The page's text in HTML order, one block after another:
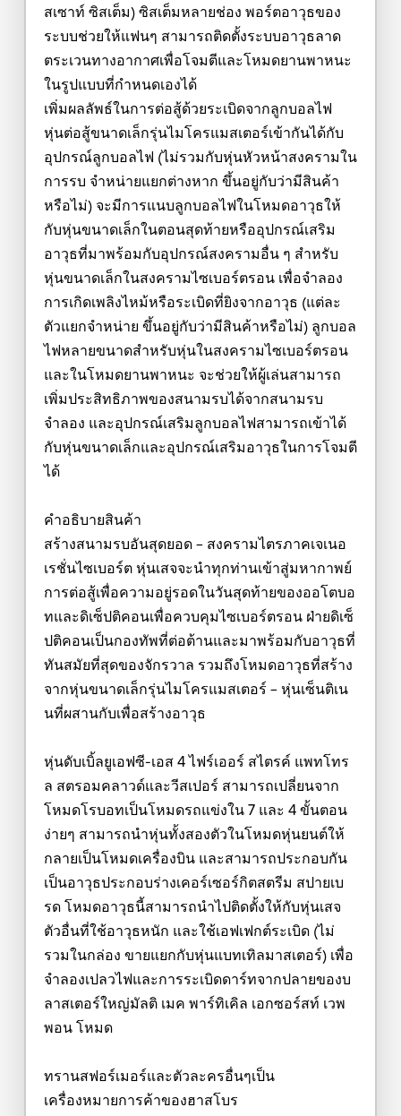
สเซาท์ ซิสเต็ม) ซิสเต็มหลายช่อง พอร์ตอาวุธของ
ระบบช่วยให้แฟนๆ สามารถติดตั้งระบบอาวุธลาด
ตระเวนทางอากาศเพื่อโจมตีและโหมดยานพาหนะ
ในรูปแบบที่กำหนดเองได้
เพิ่มผลลัพธ์ในการต่อสู้ด้วยระเบิดจากลูกบอลไฟ
หุ่นต่อสู้ขนาดเล็กรุ่นไมโครแมสเตอร์เข้ากันได้กับ
อุปกรณ์ลูกบอลไฟ (ไม่รวมกับหุ่นหัวหน้าสงครามใน
การรบ จำหน่ายแยกต่างหาก ขึ้นอยู่กับว่ามีสินค้า
หรือไม่) จะมีการแนบลูกบอลไฟในโหมดอาวุธให้
กับหุ่นขนาดเล็กในตอนสุดท้ายหรืออุปกรณ์เสริม
อาวุธที่มาพร้อมกับอุปกรณ์สงครามอื่น ๆ สำหรับ
หุ่นขนาดเล็กในสงครามไซเบอร์ตรอน เพื่อจำลอง
การเกิดเพลิงไหม้หรือระเบิดที่ยิงจากอาวุธ (แต่ละ
ตัวแยกจำหน่าย ขึ้นอยู่กับว่ามีสินค้าหรือไม่) ลูกบอล
ไฟหลายขนาดสำหรับหุ่นในสงครามไซเบอร์ตรอน
และในโหมดยานพาหนะ จะช่วยให้ผู้เล่นสามารถ
เพิ่มประสิทธิภาพของสนามรบได้จากสนามรบ
จำลอง และอุปกรณ์เสริมลูกบอลไฟสามารถเข้าได้
กับหุ่นขนาดเล็กและอุปกรณ์เสริมอาวุธในการโจมตี
ได้
คำอธิบายสินค้า
สร้างสนามรบอันสุดยอด – สงครามไตรภาคเจเนอ
เรชั่นไซเบอร์ต หุ่นเสจจะนำทุกท่านเข้าสู่มหากาพย์
การต่อสู้เพื่อความอยู่รอดในวันสุดท้ายของออโตบอ
ทและดิเซ็ปติคอนเพื่อควบคุมไซเบอร์ตรอน ฝ่ายดิเซ็
ปติคอนเป็นกองทัพที่ต่อต้านและมาพร้อมกับอาวุธที่
ทันสมัยที่สุดของจักรวาล รวมถึงโหมดอาวุธที่สร้าง
จากหุ่นขนาดเล็กรุ่นไมโครแมสเตอร์ – หุ่นเซ็นติเน
นที่ผสานกับเพื่อสร้างอาวุธ
หุ่นดับเบิ้ลยูเอฟซี-เอส 4 ไฟร์เออร์ สไตรค์ แพทโทร
ล สตรอมคลาวด์และวีสเปอร์ สามารถเปลี่ยนจาก
โหมดโรบอทเป็นโหมดรถแข่งใน 7 และ 4 ขั้นตอน
ง่ายๆ สามารถนำหุ่นทั้งสองตัวในโหมดหุ่นยนต์ให้
กลายเป็นโหมดเครื่องบิน และสามารถประกอบกัน
เป็นอาวุธประกอบร่างเคอร์เซอร์กิตสตรีม สปายเบ
รด โหมดอาวุธนี้สามารถนำไปติดตั้งให้กับหุ่นเสจ
ตัวอื่นที่ใช้อาวุธหนัก และใช้เอฟเฟกต์ระเบิด (ไม่
รวมในกล่อง ขายแยกกับหุ่นแบทเทิลมาสเตอร์) เพื่อ
จำลองเปลวไฟและการระเบิดดาร์ทจากปลายของบ
ลาสเตอร์ใหญ่มัลติ เมค พาร์ทิเคิล เอกซอร์สท์ เวพ
พอน โหมด
ทรานสฟอร์เมอร์และตัวละครอื่นๆเป็น
เครื่องหมายการค้าของฮาสโบร